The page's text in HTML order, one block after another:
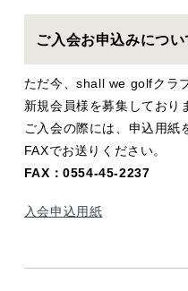
ご入会お申込みについ
ただ今、shall we golfクラ
新規会員様を募集しており
ご入会の際には、申込用紙
FAXでお送りください。
FAX：0554-45-2237
入会申込用紙